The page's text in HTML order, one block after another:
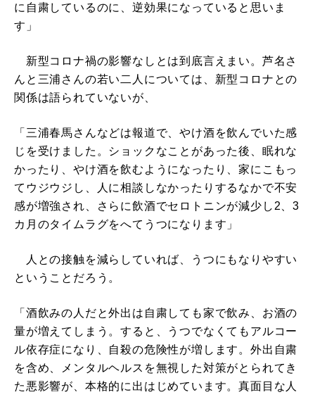
に自粛しているのに、逆効果になっていると思いま
す」
新型コロナ禍の影響なしとは到底言えまい。芦名さ
んと三浦さんの若い二人については、新型コロナとの
関係は語られていないが、
「三浦春馬さんなどは報道で、やけ酒を飲んでいた感
じを受けました。ショックなことがあった後、眠れな
かったり、やけ酒を飲むようになったり、家にこもっ
てウジウジし、人に相談しなかったりするなかで不安
感が増強され、さらに飲酒でセロトニンが減少し2、3
カ月のタイムラグをへてうつになります」
人との接触を減らしていれば、うつにもなりやすい
ということだろう。
「酒飲みの人だと外出は自粛しても家で飲み、お酒の
量が増えてしまう。すると、うつでなくてもアルコー
ル依存症になり、自殺の危険性が増します。外出自粛
を含め、メンタルヘルスを無視した対策がとられてき
た悪影響が、本格的に出はじめています。真面目な人